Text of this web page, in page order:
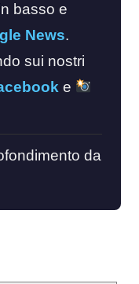
basso e
News.
sui nostri
e
da